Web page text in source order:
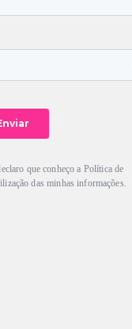
que conheço a Política de
das minhas informações.